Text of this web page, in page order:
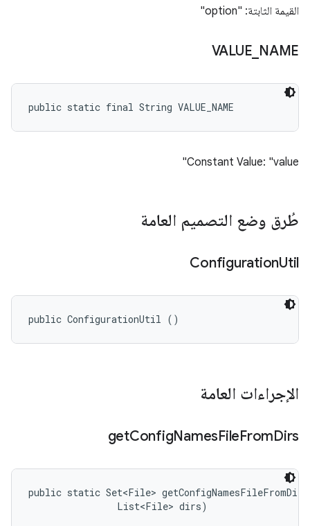
القيمة الثابتة: "option"
VALUE NAME
public static final String VALUE_NAME
Constant Value: "value"
طُرق وضع التصميم العامة
ConfigurationUtil
public ConfigurationUtil ()
الإجراءات العامة
getConfigNamesFileFromDirs
public static Set<File>
                List<File> dirs)